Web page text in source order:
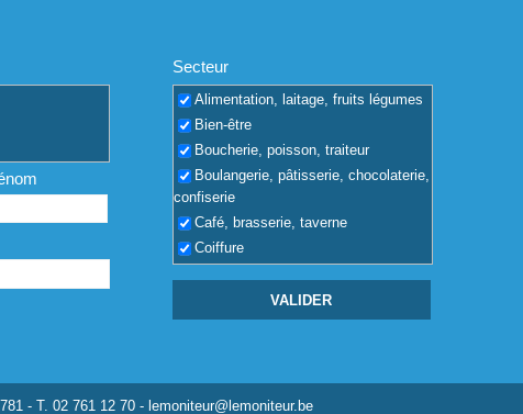
Secteur
Alimentation, laitage, fruits légumes
Bien-être
Boucherie, poisson, traiteur
Boulangerie, pâtisserie, chocolaterie,
confiserie
Café, brasserie, taverne
Coiffure
Dépôt de boissons, vin, alcool
Discothèque
Hôtel, voyages, camping
- T. 02 761 12 70 - lemoniteur@lemoniteur.be